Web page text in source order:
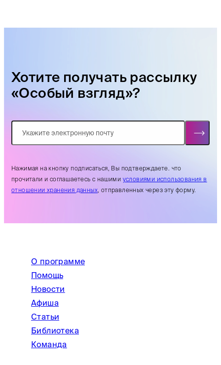
Хотите получать рассылку
«Особый взгляд»?
Нажимая на кнопку подписаться, Вы подтверждаете. что
прочитали и соглашаетесь с нашими условиями использования в
отношении хранения данных, отправленных через эту форму.
О программе
Помощь
Новости
Афиша
Статьи
Библиотека
Команда